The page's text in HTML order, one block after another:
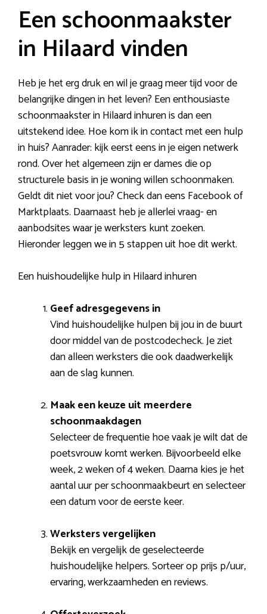
Een schoonmaakster
in Hilaard vinden
Heb je het erg druk en wil je graag meer tijd voor de
belangrijke dingen in het leven? Een enthousiaste
schoonmaakster in Hilaard inhuren is dan een
uitstekend idee. Hoe kom ik in contact met een hulp
in huis? Aanrader: kijk eerst eens in je eigen netwerk
rond. Over het algemeen zijn er dames die op
structurele basis in je woning willen schoonmaken.
Geldt dit niet voor jou? Check dan eens Facebook of
Marktplaats. Daarnaast heb je allerlei vraag- en
aanbodsites waar je werksters kunt zoeken.
Hieronder leggen we in 5 stappen uit hoe dit werkt.
Een huishoudelijke hulp in Hilaard inhuren
Geef adresgegevens in
Vind huishoudelijke hulpen bij jou in de buurt
door middel van de postcodecheck. Je ziet
dan alleen werksters die ook daadwerkelijk
aan de slag kunnen.
Maak een keuze uit meerdere
schoonmaakdagen
Selecteer de frequentie hoe vaak je wilt dat de
poetsvrouw komt werken. Bijvoorbeeld elke
week, 2 weken of 4 weken. Daarna kies je het
aantal uur per schoonmaakbeurt en selecteer
een datum voor de eerste keer.
Werksters vergelijken
Bekijk en vergelijk de geselecteerde
huishoudelijke helpers. Sorteer op prijs p/uur,
ervaring, werkzaamheden en reviews.